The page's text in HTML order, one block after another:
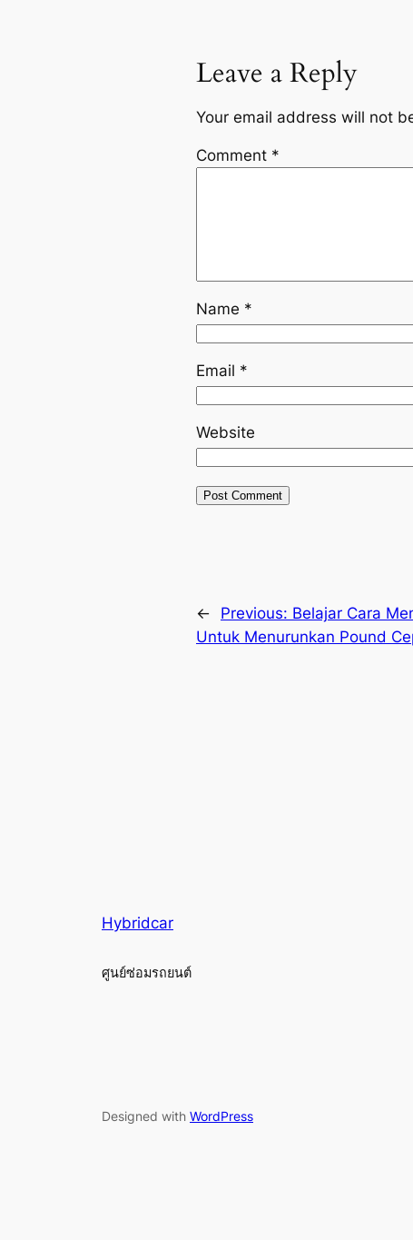
Leave a Reply
Your email address will not
Comment *
Name *
Email *
Website
← Previous: Belajar Cara
Untuk Menurunkan Pound
Hybridcar
ศูนย์ซ่อมรถยนต์
Designed with WordPress